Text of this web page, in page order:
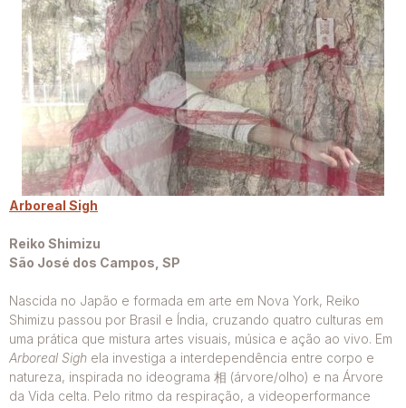
Arboreal Sigh
Reiko Shimizu
São José dos Campos, SP
Nascida no Japão e formada em arte em Nova York, Reiko
Shimizu passou por Brasil e Índia, cruzando quatro culturas em
uma prática que mistura artes visuais, música e ação ao vivo. Em
Arboreal Sigh ela investiga a interdependência entre corpo e
natureza, inspirada no ideograma 相 (árvore/olho) e na Árvore
da Vida celta. Pelo ritmo da respiração, a videoperformance